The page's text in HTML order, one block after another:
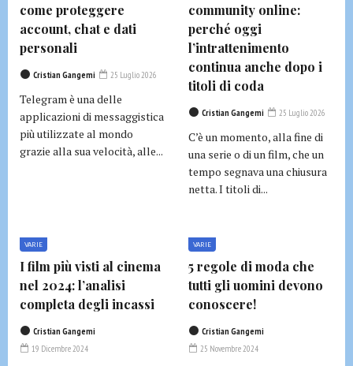
come proteggere
account, chat e dati
personali
Cristian Gangemi 25 Luglio 2026
Telegram è una delle
applicazioni di messaggistica
più utilizzate al mondo
grazie alla sua velocità, alle...
community online:
perché oggi
l’intrattenimento
continua anche dopo i
titoli di coda
Cristian Gangemi 25 Luglio 2026
C’è un momento, alla fine di
una serie o di un film, che un
tempo segnava una chiusura
netta. I titoli di...
VARIE
I film più visti al cinema
nel 2024: l’analisi
completa degli incassi
Cristian Gangemi
19 Dicembre 2024
VARIE
5 regole di moda che
tutti gli uomini devono
conoscere!
Cristian Gangemi
25 Novembre 2024